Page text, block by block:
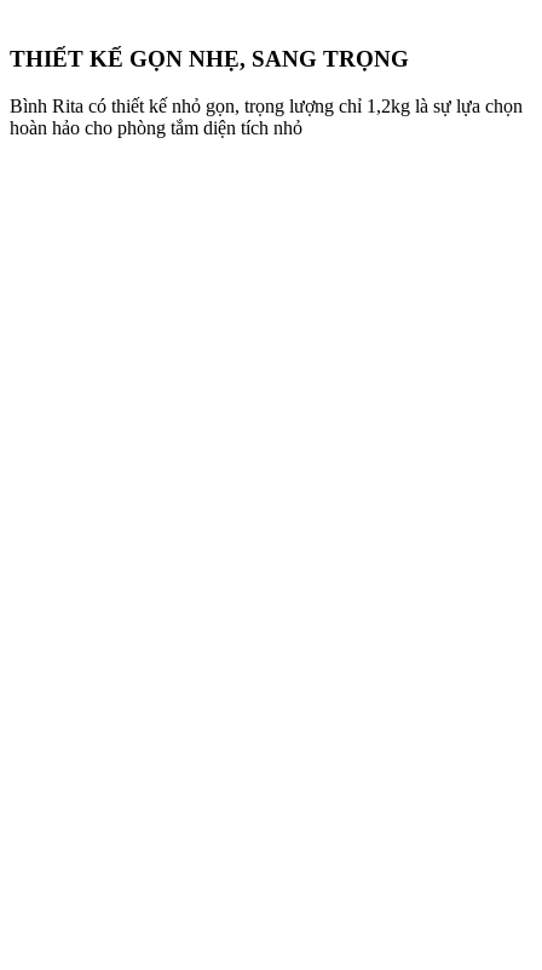
THIẾT KẾ GỌN NHẸ, SANG TRỌNG
Bình Rita có thiết kế nhỏ gọn, trọng lượng chỉ 1,2kg là sự lựa chọn
hoàn hảo cho phòng tắm diện tích nhỏ